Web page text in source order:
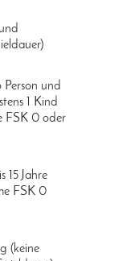
und
1 Kind
FSK 0 oder
Jahre
FSK 0
(keine